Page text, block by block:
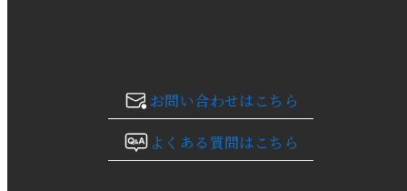
2023年10月
お問い合わせはこちら
よくある質問はこちら